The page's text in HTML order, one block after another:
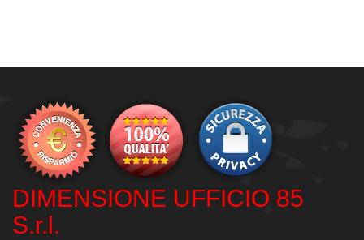
DIMENSIONE UFFICIO 85
S.r.l.